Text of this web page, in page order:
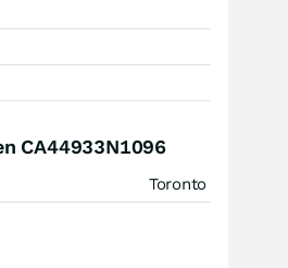
CA44933N1096
Toronto